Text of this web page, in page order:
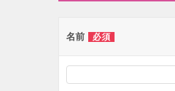
ー
ョ
名前 必須